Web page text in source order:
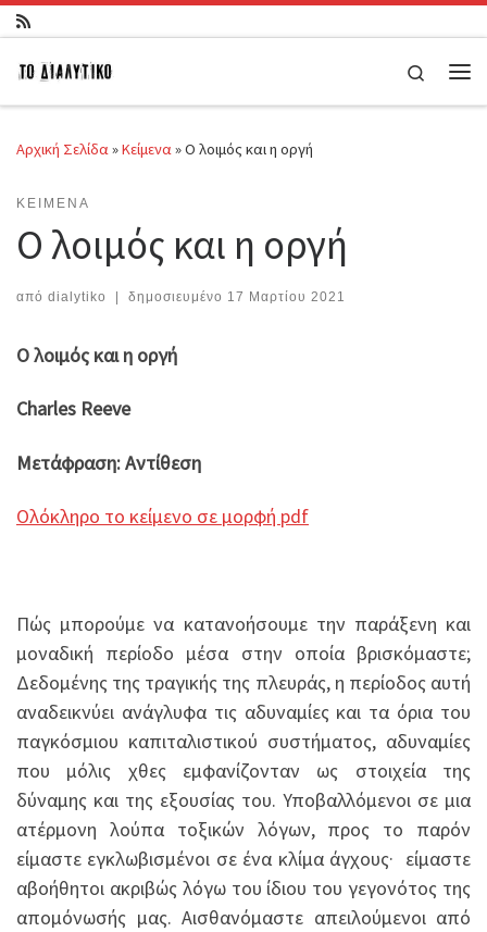
Μετάβαση στο περιεχόμενο
Search
Αρχική Σελίδα»Κείμενα»Ο λοιμός και η οργή
ΚΕΊΜΕΝΑ
Ο λοιμός και η οργή
από dialytiko | δημοσιευμένο 17 Μαρτίου 2021
Ο λοιμός και η οργή
Charles Reeve
Μετάφραση: Αντίθεση
Ολόκληρο το κείμενο σε μορφή pdf
Πώς μπορούμε να κατανοήσουμε την παράξενη και
μοναδική περίοδο μέσα στην οποία βρισκόμαστε;
Δεδομένης της τραγικής της πλευράς, η περίοδος αυτή
αναδεικνύει ανάγλυφα τις αδυναμίες και τα όρια του
παγκόσμιου καπιταλιστικού συστήματος, αδυναμίες
που μόλις χθες εμφανίζονταν ως στοιχεία της
δύναμης και της εξουσίας του. Υποβαλλόμενοι σε μια
ατέρμονη λούπα τοξικών λόγων, προς το παρόν
είμαστε εγκλωβισμένοι σε ένα κλίμα άγχους· είμαστε
αβοήθητοι ακριβώς λόγω του ίδιου του γεγονότος της
απομόνωσής μας. Αισθανόμαστε απειλούμενοι από